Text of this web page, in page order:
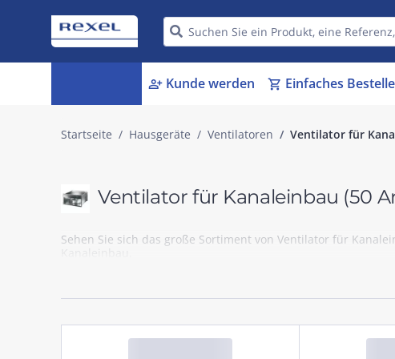
person_add Kunde werden shopping_cart Einfaches
Startseite Hausgeräte Ventilatoren Ventilator für
Ventilator für Kanaleinbau (50
Sehen Sie sich das große Sortiment von Ventilator für